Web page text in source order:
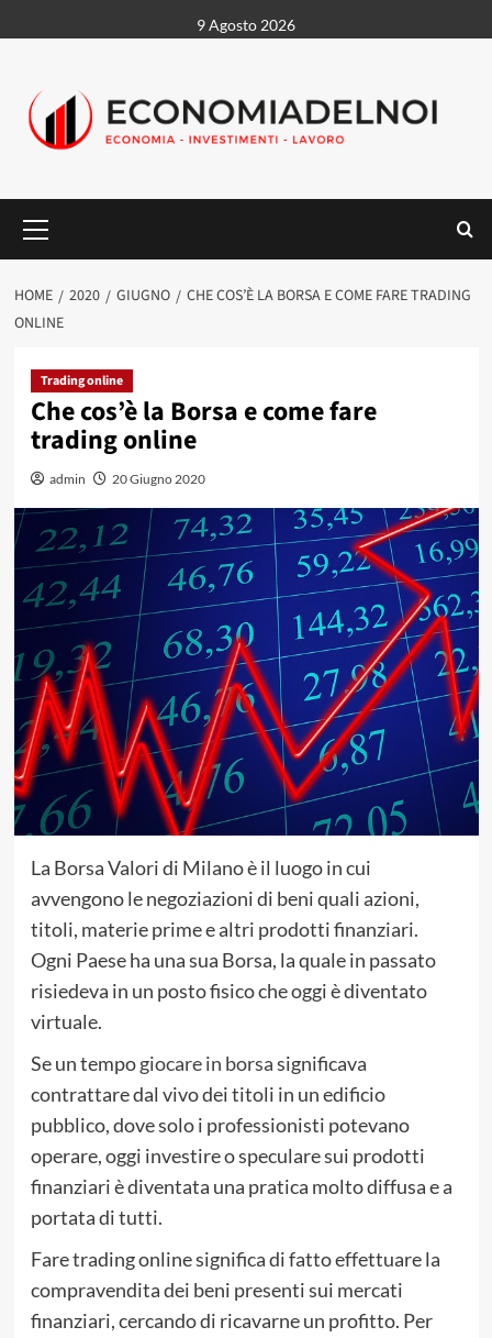
al
9 Agosto 2026
principale
HOME 2020 GIUGNO
CHE COS’È LA BORSA E COME FARE TRADING
ONLINE
Trading online
Che cos’è la Borsa e come fare
trading online
admin 20 Giugno 2020
La Borsa Valori di Milano è il luogo in cui
avvengono le negoziazioni di beni quali azioni,
titoli, materie prime e altri prodotti finanziari.
Ogni Paese ha una sua Borsa, la quale in passato
risiedeva in un posto fisico che oggi è diventato
virtuale.
Se un tempogiocare in borsasignificava
contrattare dal vivo dei titoli in un edificio
pubblico, dove solo i professionisti potevano
operare, oggi investire o speculare sui prodotti
finanziari è diventata una pratica molto diffusa e a
portata di tutti.
Fare trading online significa di fatto effettuare la
compravendita dei beni presenti sui mercati
finanziari, cercando di ricavarne un profitto. Per